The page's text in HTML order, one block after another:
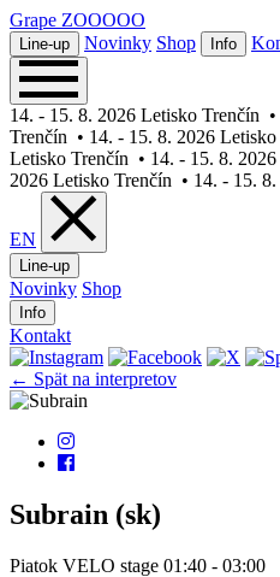
Grape Festival
Line-up Novinky Shop Info
14. - 15. 8. 2026 Letisko Trenčín •
Trenčín • 14. - 15. 8. 2026 Letisko
Letisko Trenčín • 14. - 15. 8.
2026 Letisko Trenčín • 14. - 15.
EN
Line-up
Novinky Shop
Info
Kontakt
← Spät na interpretov
Subrain (sk)
Piatok VELO stage 01:40 - 03:00